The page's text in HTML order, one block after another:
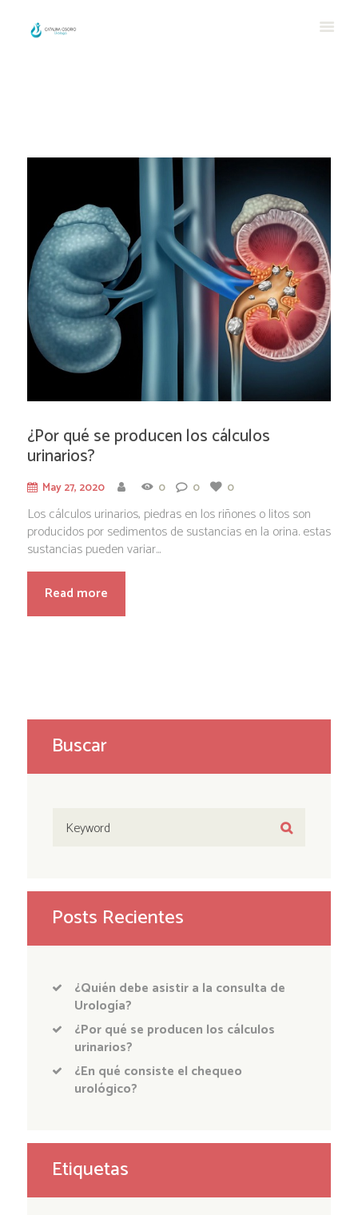
¿Por qué se producen los cálculos
urinarios?
May 27, 2020 0 0 0
Los cálculos urinarios, piedras en los riñones o litos son
producidos por sedimentos de sustancias en la orina. estas
sustancias pueden variar...
Read more
Buscar
Posts Recientes
¿Quién debe asistir a la consulta de
Urología?
¿Por qué se producen los cálculos
urinarios?
¿En qué consiste el chequeo
urológico?
Etiquetas